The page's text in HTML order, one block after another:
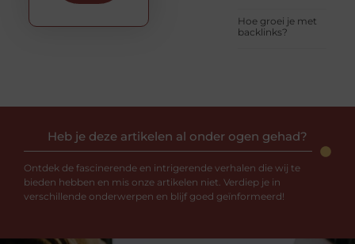
Hoe groei je met
backlinks?
Heb je deze artikelen al onder ogen gehad?
Ontdek de fascinerende en intrigerende verhalen die wij te
bieden hebben en mis onze artikelen niet. Verdiep je in
verschillende onderwerpen en blijf goed geïnformeerd!